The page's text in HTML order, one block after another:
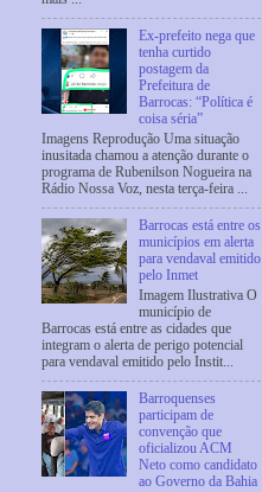
Ex-prefeito nega que
tenha curtido
postagem da
Prefeitura de
Barrocas: “Política é
coisa séria”
Imagens Reprodução Uma situação
inusitada chamou a atenção durante o
programa de Rubenilson Nogueira na
Rádio Nossa Voz, nesta terça-feira ...
Barrocas está entre os
municípios em alerta
para vendaval emitido
pelo Inmet
Imagem Ilustrativa O
município de
Barrocas está entre as cidades que
integram o alerta de perigo potencial
para vendaval emitido pelo Instit...
Barroquenses
participam de
convenção que
oficializou ACM
Neto como candidato
ao Governo da Bahia